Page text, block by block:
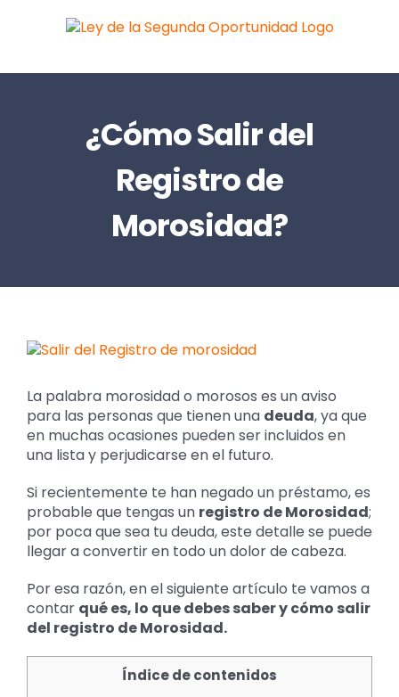
¿Cómo Salir del
Registro de
Morosidad?
Ver
más
grande
La palabra morosidad o morosos es un aviso
para las personas que tienen una deuda, ya que
en muchas ocasiones pueden ser incluidos en
una lista y perjudicarse en el futuro.
Si recientemente te han negado un préstamo, es
probable que tengas un registro de Morosidad;
por poca que sea tu deuda, este detalle se puede
llegar a convertir en todo un dolor de cabeza.
Por esa razón, en el siguiente artículo te vamos a
contar qué es, lo que debes saber y cómo salir
del registro de Morosidad.
Índice de contenidos